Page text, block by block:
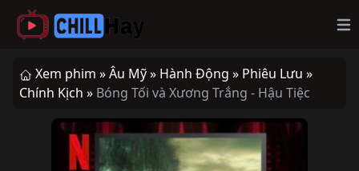
Xem phim »Âu Mỹ » Hành Động » Phiêu Lưu »
Chính Kịch » Bóng Tối và Xương Trắng - Hậu Tiệc